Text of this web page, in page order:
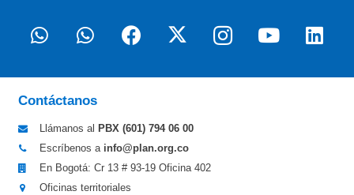
Contáctanos
Llámanos al PBX (601) 794 06 00
Escríbenos a info@plan.org.co
En Bogotá: Cr 13 # 93-19 Oficina 402
Oficinas territoriales